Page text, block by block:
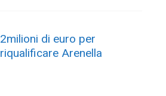
2milioni di euro per
riqualificare Arenella